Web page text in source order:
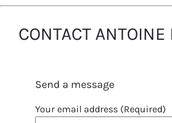
CONTACT ANTOINE
Send a message
Your email address (Required)